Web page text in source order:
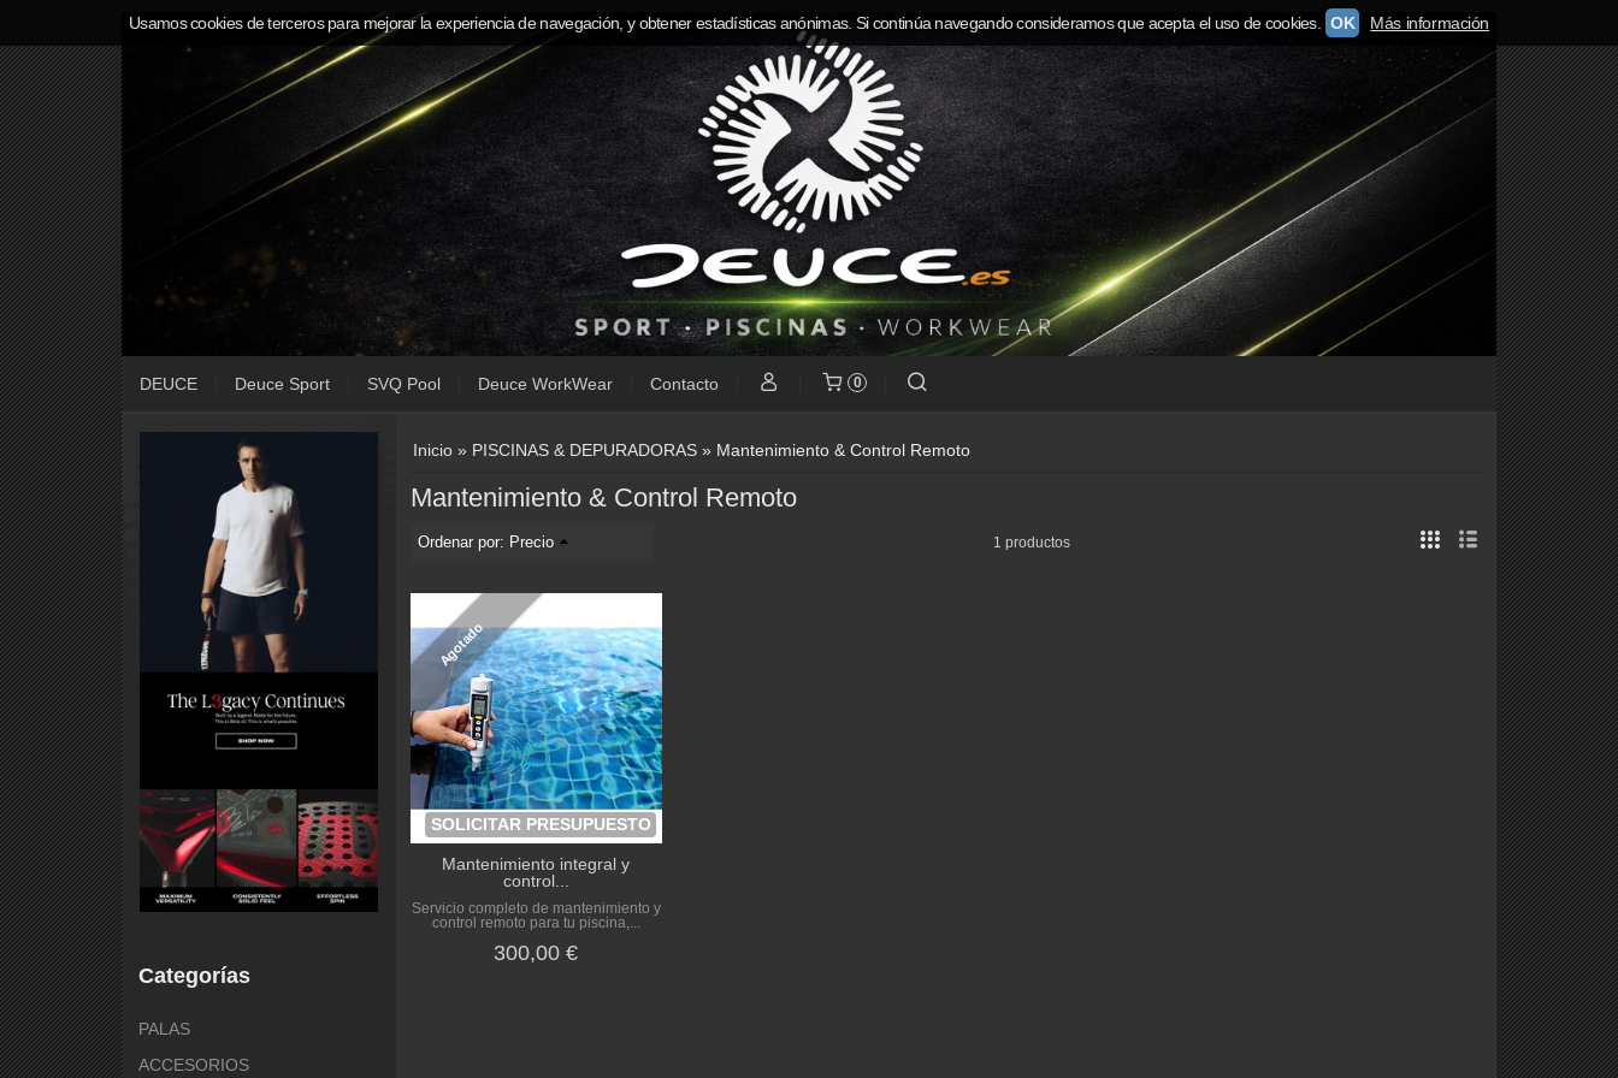
DEUCE Deuce Sport SVQ Pool Deuce WorkWear Contacto 0
Categorías
PALAS
ACCESORIOS
Inicio» PISCINAS & DEPURADORAS» Mantenimiento & Control Remoto
Mantenimiento & Control Remoto
Ordenar por: Precio 1 productos
Agotado
SOLICITAR PRESUPUESTO
Mantenimiento integral y
control...
Servicio completo de mantenimiento y
control remoto para tu piscina,...
300,00 €
Usamos cookies de terceros para mejorar la experiencia de navegación, y obtener estadísticas anónimas. Si continúa navegando consideramos que acepta el uso de cookies. OK Más información